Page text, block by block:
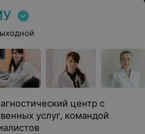
центр с
услуг, командой